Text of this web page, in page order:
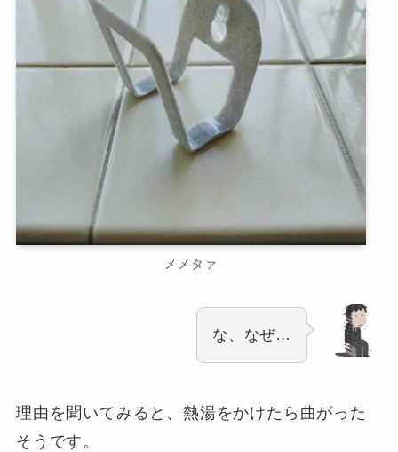
メメタァ
な、なぜ…
理由を聞いてみると、熱湯をかけたら曲がった
そうです。